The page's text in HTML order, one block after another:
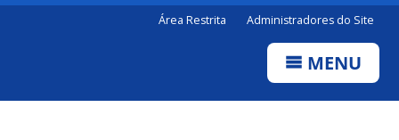
Área Restrita Administradores do Site
MENU